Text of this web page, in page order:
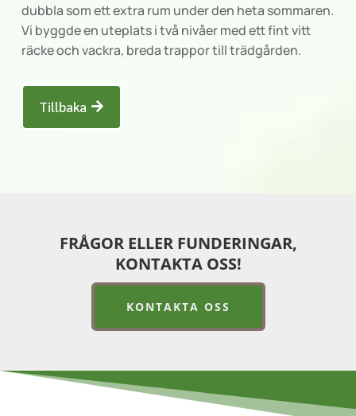
dubbla som ett extra rum under den heta sommaren.
Vi byggde en uteplats i två nivåer med ett fint vitt
räcke och vackra, breda trappor till trädgården.
Tillbaka
FRÅGOR ELLER FUNDERINGAR,
KONTAKTA OSS!
KONTAKTA OSS